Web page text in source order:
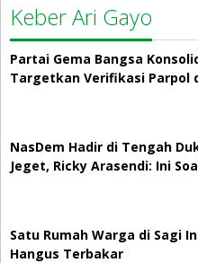
Keber Ari Gayo
Partai Gema Bangsa
Targetkan Verifikasi Parpol
NasDem Hadir di Tengah
Jeget, Ricky Arasendi: Ini
Satu Rumah Warga di Sagi
Hangus Terbakar